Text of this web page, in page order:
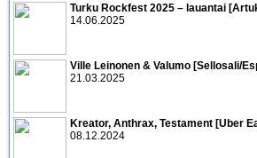
Turku Rockfest 2025 – lauantai
14.06.2025
Ville Leinonen & Valumo [Sellosali/
21.03.2025
Kreator, Anthrax, Testament [Uber
08.12.2024